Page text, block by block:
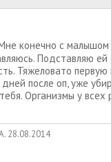
конечно с малышом
Подставляю ей
Тяжеловато первую
после оп, уже
Организмы у всех
28.08.2014